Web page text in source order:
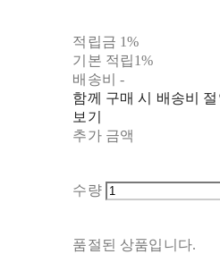
적립금 1%
기본 적립1%
배송비-
함께 구매 시 배송비
보기
추가 금액
수량
품절된 상품입니다.